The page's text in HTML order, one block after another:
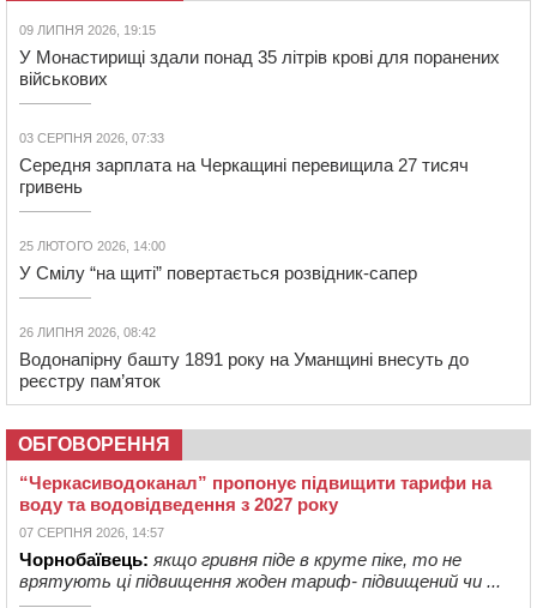
09 ЛИПНЯ 2026, 19:15
У Монастирищі здали понад 35 літрів крові для поранених
військових
03 СЕРПНЯ 2026, 07:33
Середня зарплата на Черкащині перевищила 27 тисяч
гривень
25 ЛЮТОГО 2026, 14:00
У Смілу “на щиті” повертається розвідник-сапер
26 ЛИПНЯ 2026, 08:42
Водонапірну башту 1891 року на Уманщині внесуть до
реєстру пам’яток
ОБГОВОРЕННЯ
“Черкасиводоканал” пропонує підвищити тарифи на
воду та водовідведення з 2027 року
07 СЕРПНЯ 2026, 14:57
Чорнобаївець: якщо гривня піде в круте піке, то не
врятують ці підвищення жоден тариф- підвищений чи ...